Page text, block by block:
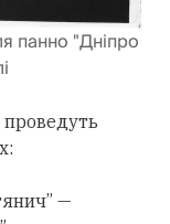
панно "Дніпро
—